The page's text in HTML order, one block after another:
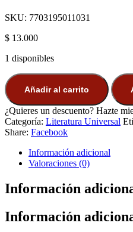
SKU: 7703195011031
$ 13.000
1 disponibles
Añadir al carrito
¿Quieres un descuento? Hazte
Categoría: Literatura Universal
Share: Facebook
Información adicional
Valoraciones (0)
Información
Información